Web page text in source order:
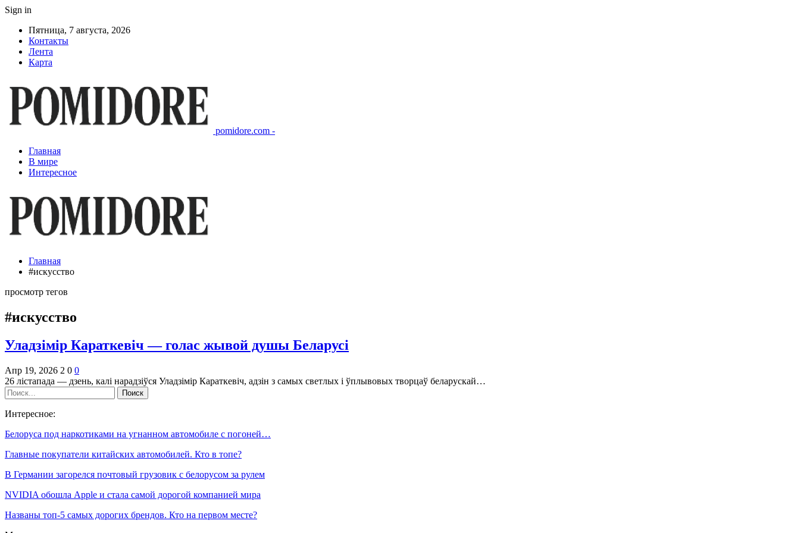
Sign in
Пятница, 7 августа, 2026
Контакты
Лента
Карта
pomidore.com -
Главная
В мире
Интересное
Главная
#искусство
просмотр тегов
#искусство
Уладзімір Караткевіч — голас жывой душы Беларусі
Апр 19, 2026 2 0 0
26 лістапада — дзень, калі нарадзіўся Уладзімір Караткевіч, адзін з самых светлых і ўплывовых творцаў беларускай…
Интересное:
Белоруса под наркотиками на угнанном автомобиле с погоней…
Главные покупатели китайских автомобилей. Кто в топе?
В Германии загорелся почтовый грузовик с белорусом за рулем
NVIDIA обошла Apple и стала самой дорогой компанией мира
Названы топ-5 самых дорогих брендов. Кто на первом месте?